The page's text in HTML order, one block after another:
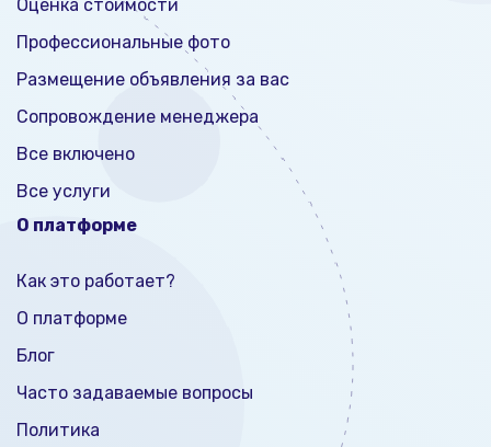
Оценка стоимости
Профессиональные фото
Размещение объявления за вас
Сопровождение менеджера
Все включено
Все услуги
О платформе
Как это работает?
О платформе
Блог
Часто задаваемые вопросы
Политика